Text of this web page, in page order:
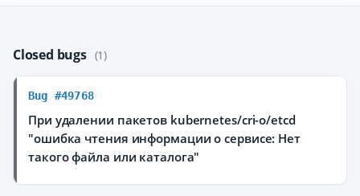
Closed bugs (1)
Bug #49768
При удалении пакетов kubernetes/cri-o/etcd
"ошибка чтения информации о сервисе: Нет
такого файла или каталога"